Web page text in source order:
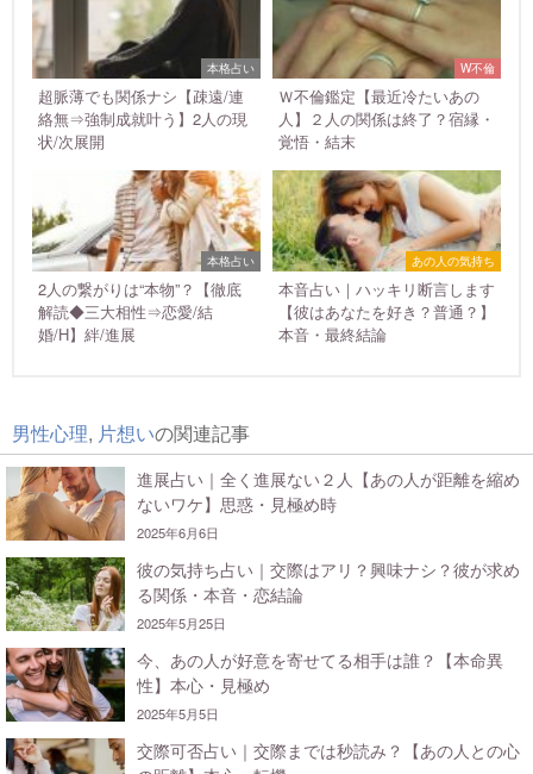
本格占い
超脈薄でも関係ナシ【疎遠/連
絡無⇒強制成就叶う】2人の現
状/次展開
W不倫
Ｗ不倫鑑定【最近冷たいあの
人】２人の関係は終了？宿縁・
覚悟・結末
本格占い
2人の繋がりは“本物”？【徹底
解読◆三大相性⇒恋愛/結
婚/H】絆/進展
あの人の気持ち
本音占い｜ハッキリ断言します
【彼はあなたを好き？普通？】
本音・最終結論
男性心理, 片想いの関連記事
進展占い｜全く進展ない２人【あの人が距離を縮め
ないワケ】思惑・見極め時
2025年6月6日
彼の気持ち占い｜交際はアリ？興味ナシ？彼が求め
る関係・本音・恋結論
2025年5月25日
今、あの人が好意を寄せてる相手は誰？【本命異
性】本心・見極め
2025年5月5日
交際可否占い｜交際までは秒読み？【あの人との心